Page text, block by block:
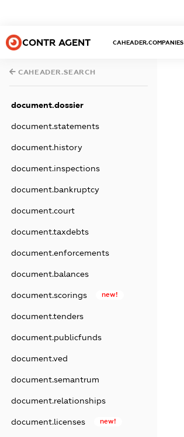
CONTR AGENT CAHEADER.COMPANIES
CAHEADER.SEARCH
document.dossier
document.statements
document.history
document.inspections
document.bankruptcy
document.court
document.taxdebts
document.enforcements
document.balances
document.scorings new!
document.tenders
document.publicfunds
document.ved
document.semantrum
document.relationships
document.licenses new!